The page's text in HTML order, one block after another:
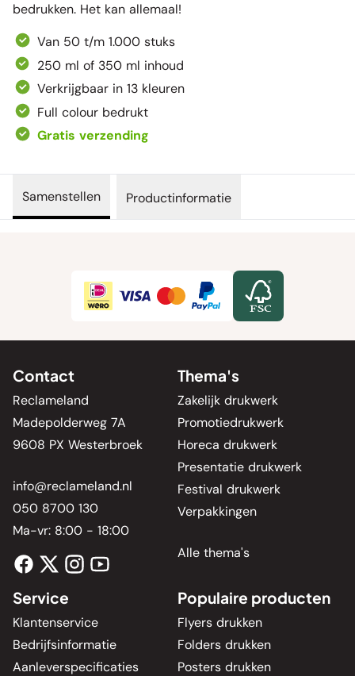
bedrukken. Het kan allemaal!
Van 50 t/m 1.000 stuks
250 ml of 350 ml inhoud
Verkrijgbaar in 13 kleuren
Full colour bedrukt
Gratis verzending
Samenstellen Productinformatie
Contact
Reclameland
Madepolderweg 7A
9608 PX Westerbroek
info@reclameland.nl
050 8700 130
Ma-vr: 8:00 - 18:00
Thema's
Zakelijk drukwerk
Promotiedrukwerk
Horeca drukwerk
Presentatie drukwerk
Festival drukwerk
Verpakkingen
Alle thema's
Service
Klantenservice
Bedrijfsinformatie
Aanleverspecificaties
Populaire producten
Flyers drukken
Folders drukken
Posters drukken